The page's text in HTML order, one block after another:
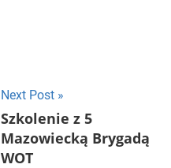
Next Post
Szkolenie z 5
Mazowiecką Brygadą
WOT